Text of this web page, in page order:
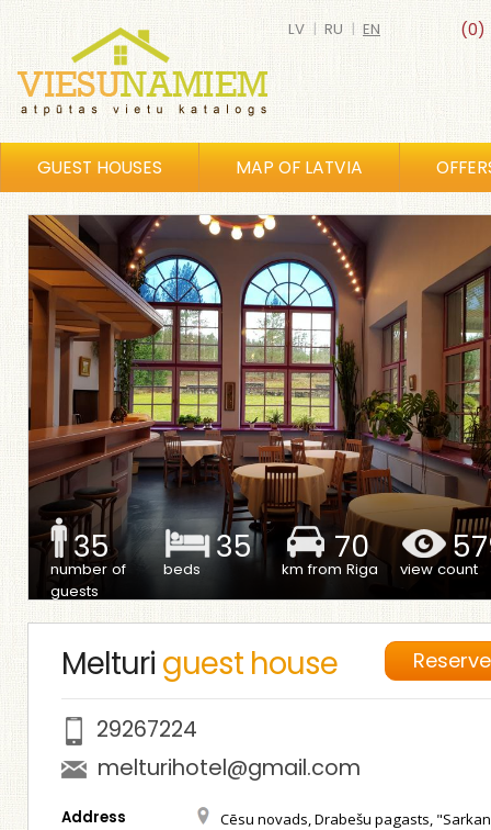
(0)
LV | RU | EN
GUEST HOUSES MAP OF LATVIA
35
number of
guests
35
beds
70
km from Riga view count
Melturi guest house Reserve
29267224
melturihotel@gmail.com
Address Cēsu novads, Drabešu pagasts,